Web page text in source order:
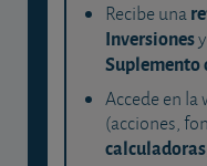
Recibe una
Inversiones
Suplemento
Accede en la
(acciones,
calculadoras